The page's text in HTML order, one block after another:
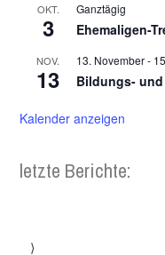
OKT.
3
Ganztägig
Ehemaligen-
NOV.
13
13. November-
Bildungs-
Kalender anzeigen
letzte Berichte: